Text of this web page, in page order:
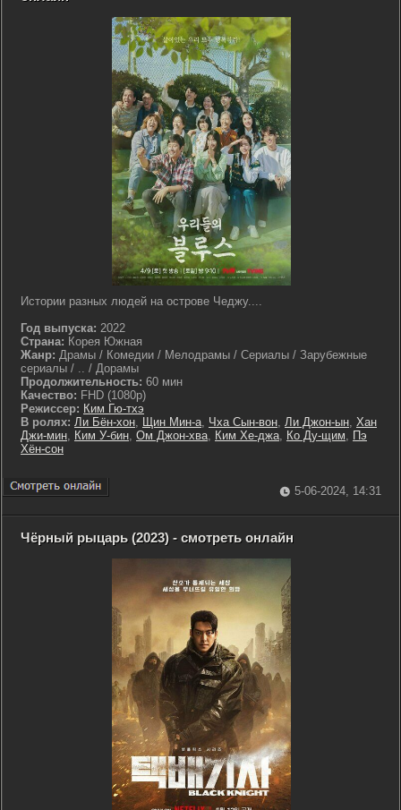
Истории разных людей на острове Чеджу....
Год выпуска: 2022
Страна: Корея Южная
Жанр: Драмы / Комедии / Мелодрамы / Сериалы / Зарубежные
сериалы / .. / Дорамы
Продолжительность: 60 мин
Качество: FHD (1080p)
Режиссер: Ким Гю-тхэ
В ролях: Ли Бён-хон, Щин Мин-а, Чха Сын-вон, Ли Джон-ын, Хан
Джи-мин, Ким У-бин, Ом Джон-хва, Ким Хе-джа, Ко Ду-щим, Пэ
Хён-сон
5-06-2024, 14:31
Чёрный рыцарь (2023) - смотреть онлайн